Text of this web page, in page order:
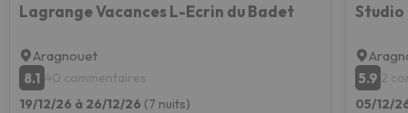
Lagrange Vacances L-Ecrin du Badet
Aragnouet
8.1 40 commentaires
19/12/26 à 26/12/26 (7 nuits)
5.9 2
05/12/